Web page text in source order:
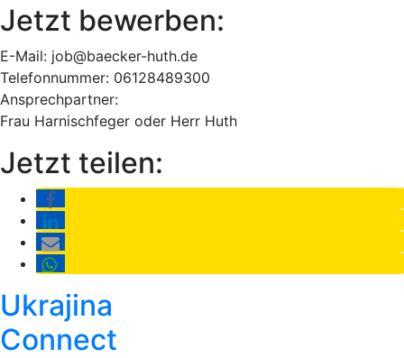
Jetzt bewerben:
E-Mail: job@baecker-huth.de
Telefonnummer: 06128489300
Ansprechpartner:
Frau Harnischfeger oder Herr Huth
Jetzt teilen:
Ukrajina
Connect